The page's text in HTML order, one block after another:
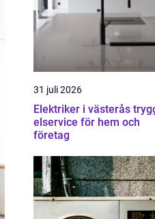
31 juli 2026
Elektriker i västerås trygg
elservice för hem och
företag